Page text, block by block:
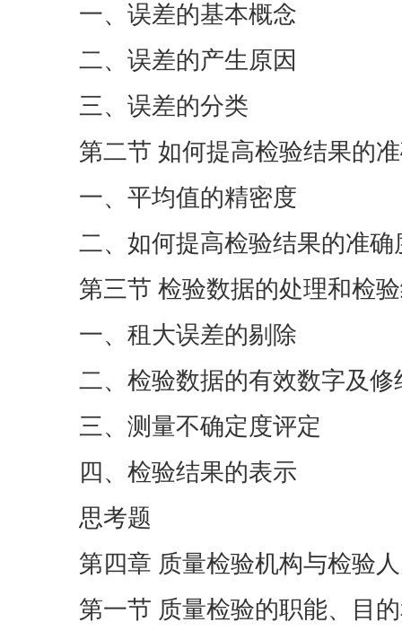
一、误差的基本概念
二、误差的产生原因
三、误差的分类
第二节 如何提高检验结果的
一、平均值的精密度
二、如何提高检验结果的准确
第三节 检验数据的处理和检
一、租大误差的剔除
二、检验数据的有效数字及修
三、测量不确定度评定
四、检验结果的表示
思考题
第四章 质量检验机构与检验
第一节 质量检验的职能、目